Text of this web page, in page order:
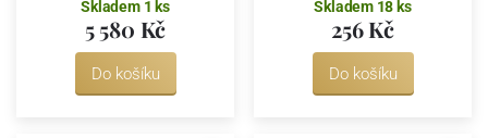
Skladem 1 ks
5 580 Kč
Do košíku
Skladem 18 ks
256 Kč
Do košíku